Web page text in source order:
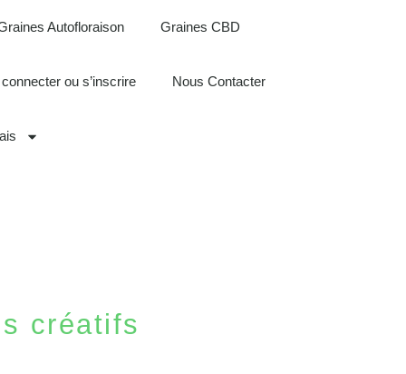
Autofloraison Graines CBD
ou s’inscrire Nous Contacter
créatifs